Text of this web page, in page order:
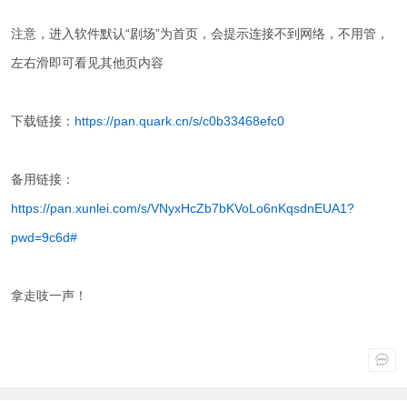
注意，进入软件默认“剧场”为首页，会提示连接不到网络，不用管，
左右滑即可看见其他页内容
下载链接： https://pan.quark.cn/s/c0b33468efc0
备用链接：
https://pan.xunlei.com/s/VNyxHcZb7bKVoLo6nKqsdnEUA1?
pwd=9c6d#
拿走吱一声！